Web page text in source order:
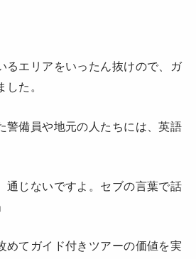
るエリアをいったん抜けので、ガ
た。
警備員や地元の人たちには、英語
通じないですよ。セブの言葉で話
めてガイド付きツアーの価値を実